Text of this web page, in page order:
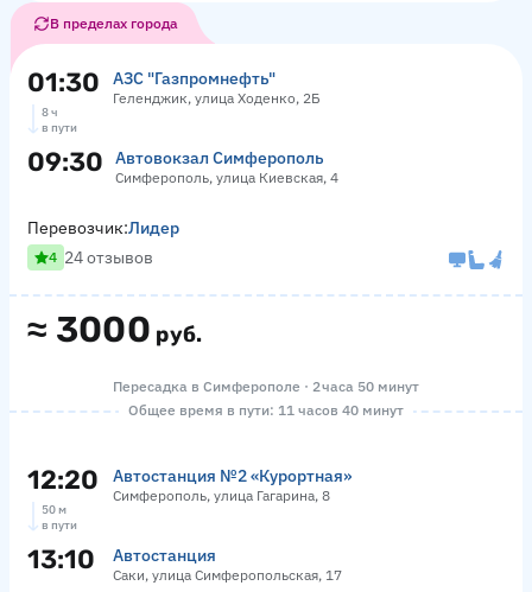
В пределах города
01:30 АЗС "Газпромнефть"
Геленджик, улица Ходенко, 2Б
8 ч
в пути
09:30 Автовокзал Симферополь
Симферополь, улица Киевская, 4
≈ 3000 руб.
Перевозчик:Лидер
4 24 отзывов
Пересадка в Симферополе · 2 часа 50 минут
Общее время в пути: 11 часов 40 минут
12:20 Автостанция №2 «Курортная»
Симферополь, улица Гагарина, 8
50 м
в пути
13:10 Автостанция
Саки, улица Симферопольская, 17